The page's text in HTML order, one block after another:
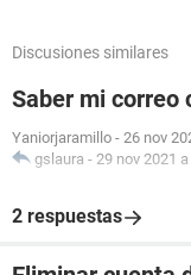
Discusiones similares
Saber mi correo
Yaniorjaramillo - 26 nov
gslaura - 29 nov 2021
2 respuestas